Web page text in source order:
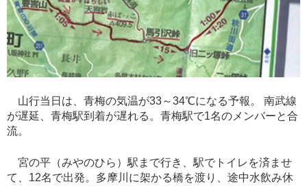
山行当日は、青梅の気温が33～34℃になる予報。 南武線
が遅延、青梅駅到着が遅れる。青梅駅で1名のメンバーと合
流。
宮の平（みやのひら）駅まで行き、駅でトイレを済ませ
て、12名で出発。多摩川に架かる橋を渡り、途中水飲み休